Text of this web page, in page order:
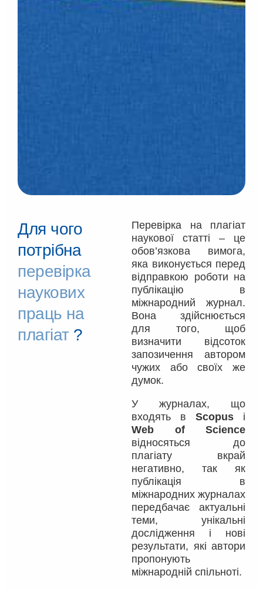
Для чого
потрібна
перевірка
наукових
праць на
плагіат?
Перевірка на плагіат
наукової статті – це
обов’язкова вимога,
яка виконується перед
відправкою роботи на
публікацію в
міжнародний журнал.
Вона здійснюється
для того, щоб
визначити відсоток
запозичення автором
чужих або своїх же
думок.
У журналах, що
входять в Scopus і
Web of Science
відносяться до
плагіату вкрай
негативно, так як
публікація в
міжнародних журналах
передбачає актуальні
теми, унікальні
дослідження і нові
результати, які автори
пропонують
міжнародній спільноті.